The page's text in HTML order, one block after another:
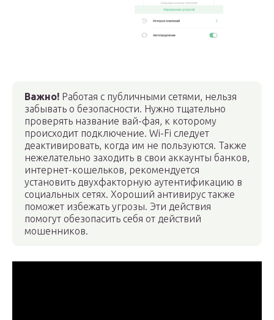
Важно! Работая с публичными сетями, нельзя
забывать о безопасности. Нужно тщательно
проверять название вай-фая, к которому
происходит подключение. Wi-Fi следует
деактивировать, когда им не пользуются. Также
нежелательно заходить в свои аккаунты банков,
интернет-кошельков, рекомендуется
установить двухфакторную аутентификацию в
социальных сетях. Хороший антивирус также
поможет избежать угрозы. Эти действия
помогут обезопасить себя от действий
мошенников.